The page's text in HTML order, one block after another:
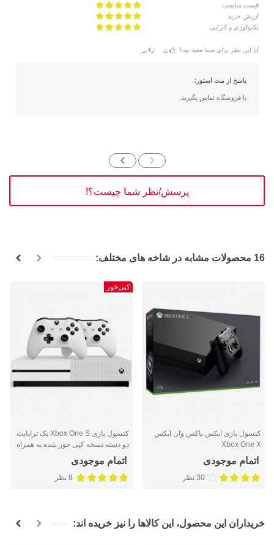
قیمت مناسب
ارزش خرید
تکنولوژی و کارایی
آیا این نظر برای شما مفید بود؟ بله خیر
پاسخ از مت استور:
با فروشگاه تماس بگیرید.
پرسش/نظر شما چیست؟!
16 محصولات مشابه در شاخه های مختلف:
کنسول بازی ایکس باکس وان ایکس
Xbox One X
اتمام موجودی
30 نظر
کپی‌خور
کنسول بازی Xbox One S یک ترابایت
دو دسته نسخه کپی خور شده به همراه
بازی
اتمام موجودی
8 نظر
خریداران این محصول، این کالاها را نیز خریده اند: